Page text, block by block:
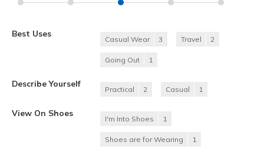
Best Uses
Casual Wear 3 Travel 2
Going Out 1
Describe Yourself
Practical 2 Casual 1
View On Shoes
I'm Into Shoes 1
Shoes are for Wearing 1